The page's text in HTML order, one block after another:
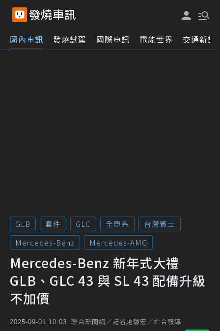
國內車訊 發燒試駕 國際車訊 電能世界 交通新訊
GLB 套件 GLC 全車系
台灣賓士
Mercedes-Benz
Mercedes-AMG
Mercedes-Benz 新年式大禮
GLB、GLC 43 與 SL 43 配備升級
不加價
2025-09-01 10:03 聯合新聞網／記者趙駿宏／綜合報導